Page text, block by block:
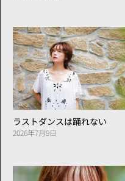
ラストダンスは踊れない
2026年7月9日